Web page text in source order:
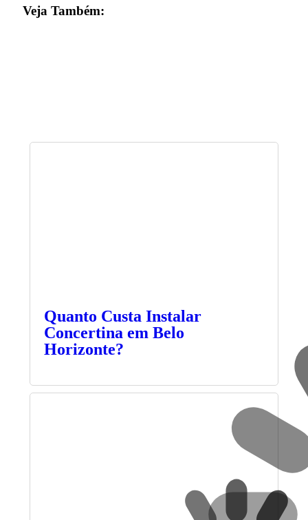
Veja Também:
Quanto Custa Instalar
Concertina em Belo
Horizonte?